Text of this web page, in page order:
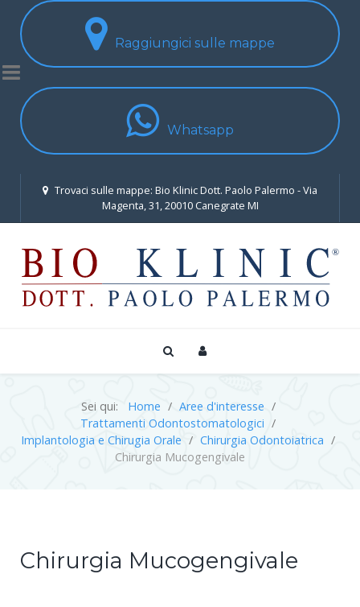
Raggiungici sulle mappe
Whatsapp
Trovaci sulle mappe: Bio Klinic Dott. Paolo Palermo - Via
Magenta, 31, 20010 Canegrate MI
Sei qui: Home
Aree d'interesse
Trattamenti Odontostomatologici
Implantologia e Chirugia Orale
Chirurgia Odontoiatrica
Chirurgia Mucogengivale
Chirurgia Mucogengivale